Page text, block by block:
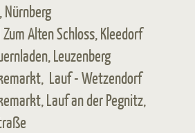
Nürnberg
Alten Schloss, Kleedorf
Leuzenberg
Lauf - Wetzendorf
Lauf an der Pegnitz,